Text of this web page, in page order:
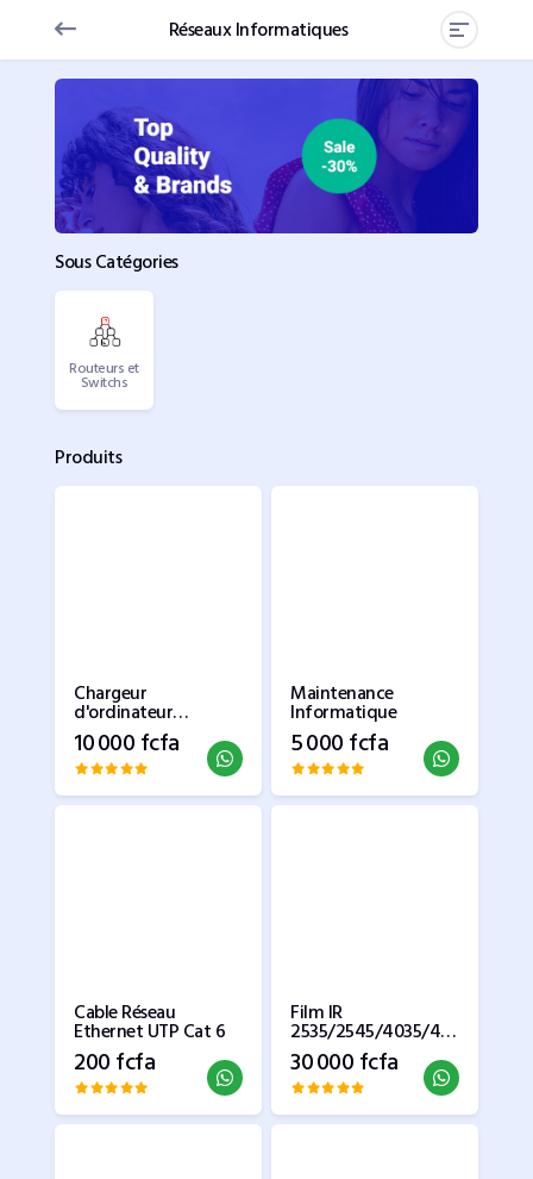
Réseaux Informatiques
Sous Catégories
Routeurs et
Switchs
Produits
Chargeur
d'ordinateur
portable HP 19.5V
2.31A 45W - HP Petit
bout
10 000 fcfa
Maintenance
Informatique
5 000 fcfa
Cable Réseau
Ethernet UTP Cat 6
200 fcfa
Film IR
2535/2545/4035/40
45
30 000 fcfa